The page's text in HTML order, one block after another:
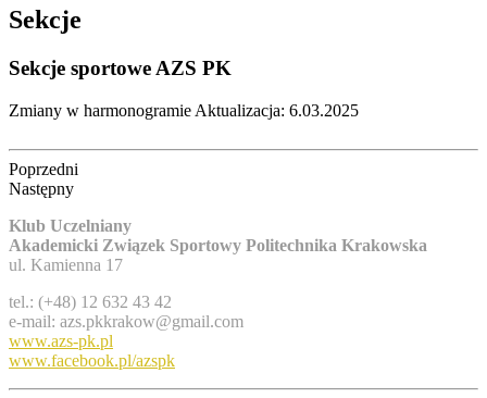
Sekcje
Sekcje sportowe AZS PK
Zmiany w harmonogramie Aktualizacja: 6.03.2025
Poprzedni
Następny
Klub Uczelniany
Akademicki Związek Sportowy Politechnika Krakowska
ul. Kamienna 17
tel.: (+48) 12 632 43 42
e-mail: azs.pkkrakow@gmail.com
www.azs-pk.pl
www.facebook.pl/azspk